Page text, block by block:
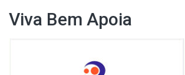
Viva Bem Apoia